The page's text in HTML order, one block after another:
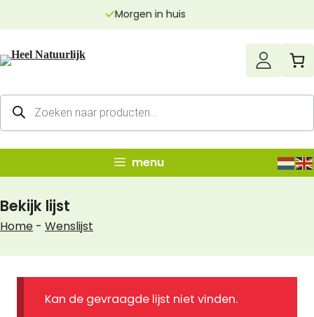
inhoud
Producten
zoeken
menu
Bekijk lijst
Home - Wenslijst
Kan de gevraagde lijst niet vinden.